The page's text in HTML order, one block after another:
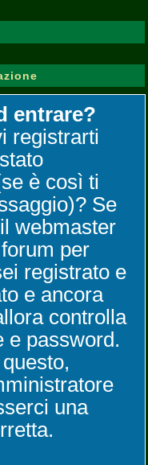
entrare?
registrarti
è così ti
Se
webmaster
per
registrato e
e ancora
controlla
e password.
una